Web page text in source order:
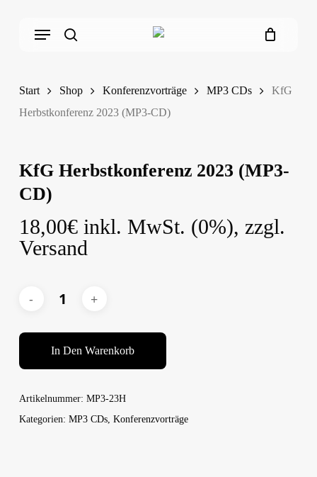
Menu
Start Shop Konferenzvorträge MP3 CDs
KfG
Herbstkonferenz 2023 (MP3-CD)
KfG Herbstkonferenz 2023 (MP3-
CD)
18,00€ inkl. MwSt. (0%), zzgl.
Versand
In Den Warenkorb
Artikelnummer: MP3-23H
Kategorien: MP3 CDs, Konferenzvorträge